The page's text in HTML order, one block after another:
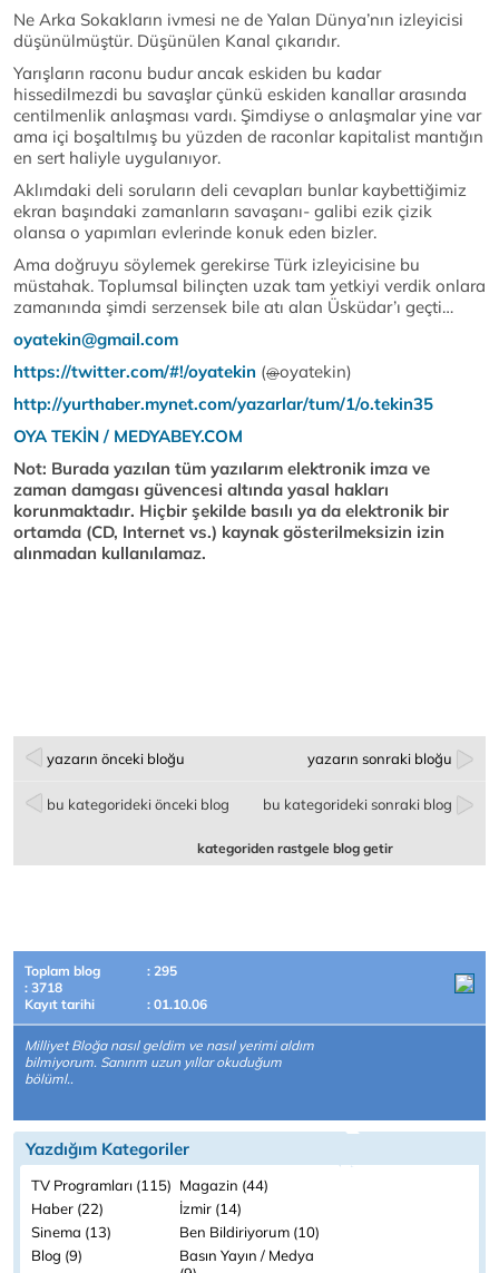
Ne Arka Sokakların ivmesi ne de Yalan Dünya’nın izleyicisi
düşünülmüştür. Düşünülen Kanal çıkarıdır.
Yarışların raconu budur ancak eskiden bu kadar
hissedilmezdi bu savaşlar çünkü eskiden kanallar arasında
centilmenlik anlaşması vardı. Şimdiyse o anlaşmalar yine var
ama içi boşaltılmış bu yüzden de raconlar kapitalist mantığın
en sert haliyle uygulanıyor.
Aklımdaki deli soruların deli cevapları bunlar kaybettiğimiz
ekran başındaki zamanların savaşanı- galibi ezik çizik
olansa o yapımları evlerinde konuk eden bizler.
Ama doğruyu söylemek gerekirse Türk izleyicisine bu
müstahak. Toplumsal bilinçten uzak tam yetkiyi verdik onlara
zamanında şimdi serzensek bile atı alan Üsküdar’ı geçti…
oyatekin@gmail.com
https://twitter.com/#!/oyatekin (@oyatekin)
http://yurthaber.mynet.com/yazarlar/tum/1/o.tekin35
OYA TEKİN / MEDYABEY.COM
Not: Burada yazılan tüm yazılarım elektronik imza ve
zaman damgası güvencesi altında yasal hakları
korunmaktadır. Hiçbir şekilde basılı ya da elektronik bir
ortamda (CD, Internet vs.) kaynak gösterilmeksizin izin
alınmadan kullanılamaz.
yazarın önceki bloğu yazarın sonraki bloğu
bu kategorideki önceki blog bu kategorideki sonraki blog
kategoriden rastgele blog getir
Toplam blog
: 295
: 3718
Kayıt tarihi
: 01.10.06
Milliyet Bloğa nasıl geldim ve nasıl yerimi aldım
bilmiyorum. Sanırım uzun yıllar okuduğum
bölüml..
Yazdığım Kategoriler
TV Programları (115) Magazin (44)
Haber (22)
İzmir (14)
Sinema (13)
Ben Bildiriyorum (10)
Blog (9)
Basın Yayın / Medya